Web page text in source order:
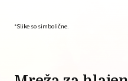
*Slike so simbolične.